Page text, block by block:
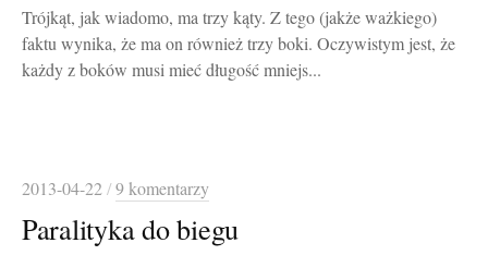
Trójkąt, jak wiadomo, ma trzy kąty. Z tego (jakże ważkiego)
faktu wynika, że ma on również trzy boki. Oczywistym jest, że
każdy z boków musi mieć długość mniejs...
2013-04-22/9 komentarzy
Paralityka do biegu